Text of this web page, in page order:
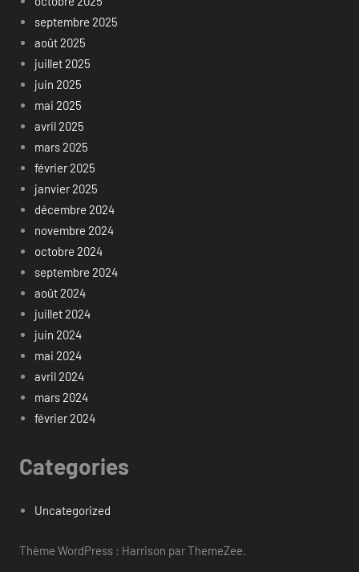
septembre 2025
août 2025
juillet 2025
juin 2025
mai 2025
avril 2025
mars 2025
février 2025
janvier 2025
décembre 2024
novembre 2024
octobre 2024
septembre 2024
août 2024
juillet 2024
juin 2024
mai 2024
avril 2024
mars 2024
février 2024
Categories
Uncategorized
Thème WordPress : Harrison par ThemeZee.